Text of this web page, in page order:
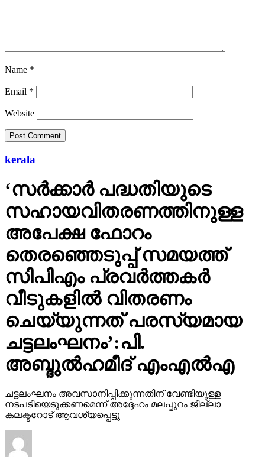
Name *
Email *
Website
kerala
‘സര്‍ക്കാര്‍ പദ്ധതിയുടെ
സഹായവിതരണത്തിനുള്ള
അപേക്ഷ ഫോറം
തെരഞ്ഞെടുപ്പ് സമയത്ത്
സിപിഎം പ്രവര്‍ത്തകര്‍
വീടുകളില്‍ വിതരണം
ചെയ്യുന്നത് പരസ്യമായ
ചട്ടലംഘനം’:പി.
അബ്ദുല്‍ഹമീദ് എംഎല്‍എ
ചട്ടലംഘനം അവസാനിപ്പിക്കുന്നതിന് വേണ്ടിയുള്ള
നടപടിയെടുക്കണമെന്ന് അദ്ദേഹം മലപ്പുറം ജില്ലാ
കലക്ടറോട് ആവശ്യപ്പെട്ടു